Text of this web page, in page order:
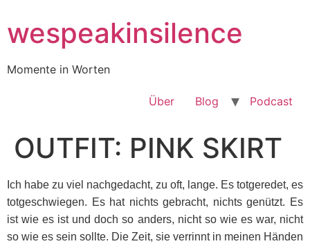
Inhalt
wechseln
wespeakinsilence
Momente in Worten
Über Blog Podcast
OUTFIT: PINK SKIRT
Ich habe zu viel nachgedacht, zu oft, lange. Es totgeredet, es
totgeschwiegen. Es hat nichts gebracht, nichts genützt. Es
ist wie es ist und doch so anders, nicht so wie es war, nicht
so wie es sein sollte. Die Zeit, sie verrinnt in meinen Händen